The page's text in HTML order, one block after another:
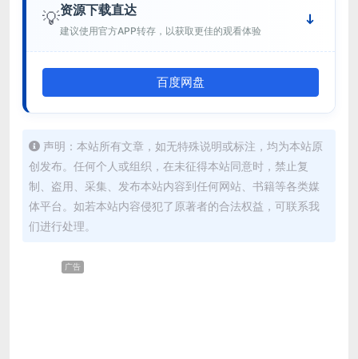
💡资源下载直达
建议使用官方APP转存，以获取更佳的观看体验
百度网盘
声明：本站所有文章，如无特殊说明或标注，均为本站原
创发布。任何个人或组织，在未征得本站同意时，禁止复
制、盗用、采集、发布本站内容到任何网站、书籍等各类媒
体平台。如若本站内容侵犯了原著者的合法权益，可联系我
们进行处理。
广告